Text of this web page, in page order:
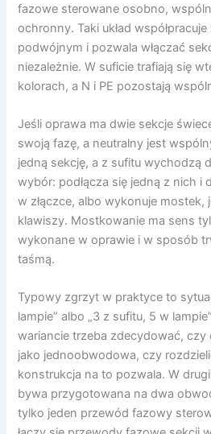
fazowe sterowane osobno,
ochronny. Taki układ współpracuje
podwójnym i pozwala włączać
niezależnie. W suficie trafiają się
kolorach, a N i PE pozostają
Jeśli oprawa ma dwie sekcje
swoją fazę, a neutralny jest
jedną sekcję, a z sufitu wychodzą
wybór: podłącza się jedną z nich i
w złączce, albo wykonuje mostek,
klawiszy. Mostkowanie ma sens
wykonane w oprawie i w sposób
taśmą.
Typowy zgrzyt w praktyce to
lampie” albo „3 z sufitu, 5 w
wariancie trzeba zdecydować, czy
jako jednoobwodowa, czy
konstrukcja na to pozwala. W
bywa przygotowana na dwa
tylko jeden przewód fazowy